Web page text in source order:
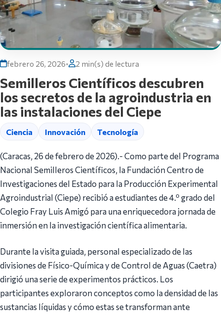
febrero 26, 2026• 2 min(s) de lectura
Semilleros Científicos descubren
los secretos de la agroindustria en
las instalaciones del Ciepe
Ciencia Innovación Tecnología
(Caracas, 26 de febrero de 2026).- Como parte del Programa
Nacional Semilleros Científicos, la Fundación Centro de
Investigaciones del Estado para la Producción Experimental
Agroindustrial (Ciepe) recibió a estudiantes de 4.º grado del
Colegio Fray Luis Amigó para una enriquecedora jornada de
inmersión en la investigación científica alimentaria.
Durante la visita guiada, personal especializado de las
divisiones de Físico-Química y de Control de Aguas (Caetra)
dirigió una serie de experimentos prácticos. Los
participantes exploraron conceptos como la densidad de las
sustancias líquidas y cómo estas se transforman ante